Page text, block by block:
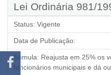
Lei Ordinária 981/
Status: Vigente
Data de Publicação:
Súmula: Reajusta em 25% os
funcionários municipais e dá